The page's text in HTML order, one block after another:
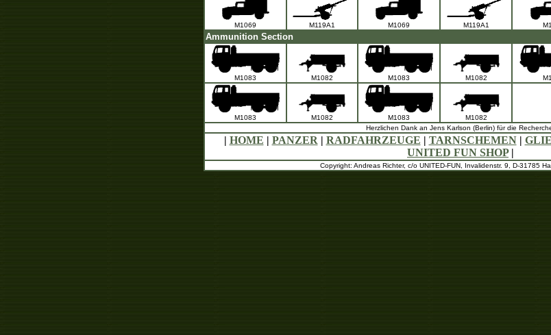
M1069 M119A1 M1069 M119A1
Ammunition Section
M1083 M1082 M1083 M1082
M1083 M1082 M1083
M1082
Herzlichen Dank an Jens Karlson (Berlin) für die
| HOME | PANZER | RADFAHRZEUGE | TARNSCHEMEN|
UNITED FUN SHOP|
Copyright: Andreas Richter, c/o UNITED-FUN, Invalidenstr. 9, D-31785